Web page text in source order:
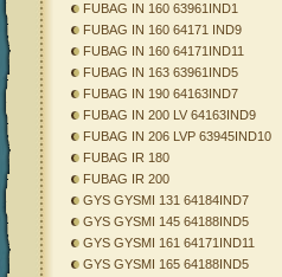
FUBAG IN 160 63961IND1
FUBAG IN 160 64171 IND9
FUBAG IN 160 64171IND11
FUBAG IN 163 63961IND5
FUBAG IN 190 64163IND7
FUBAG IN 200 LV 64163IND9
FUBAG IN 206 LVP 63945IND10
FUBAG IR 180
FUBAG IR 200
GYS GYSMI 131 64184IND7
GYS GYSMI 145 64188IND5
GYS GYSMI 161 64171IND11
GYS GYSMI 165 64188IND5